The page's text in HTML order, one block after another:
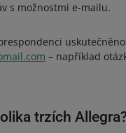
s možnostmi e-mailu.
– například
trzích